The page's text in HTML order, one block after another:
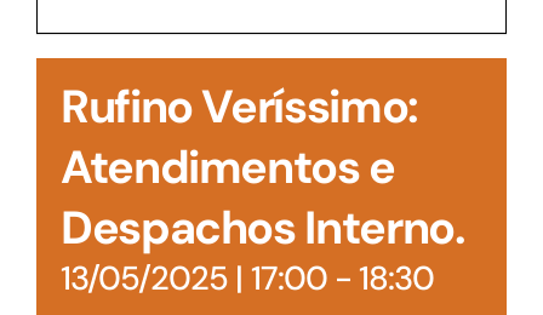
Acesso à Informação
Rufino Veríssimo:
Atendimentos e
Despachos Interno.
13/05/2025 | 17:00- 18:30